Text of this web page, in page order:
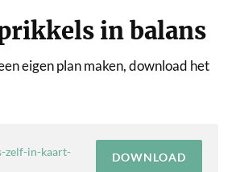
in balans
eigen plan maken, download het
zelf-in-kaart-
DOWNLOAD